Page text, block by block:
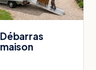
Débarras
maison